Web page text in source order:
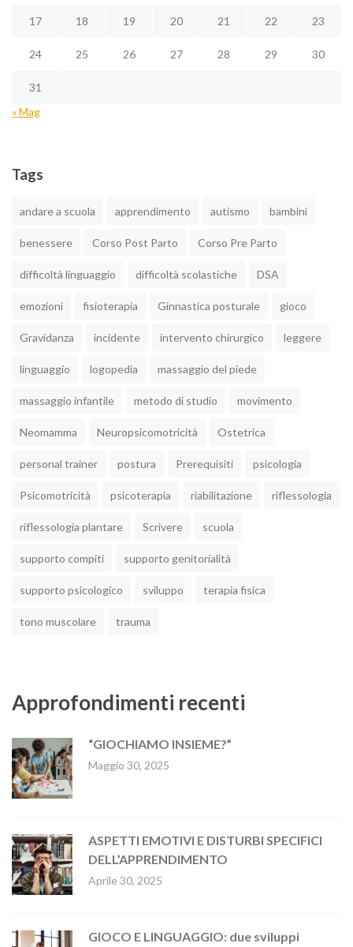
17 18 19 20 21 22 23
24 25 26 27 28 29 30
31
« Mag
Tags
andare a scuola apprendimento autismo bambini
benessere Corso Post Parto Corso Pre Parto
difficoltà linguaggio difficoltà scolastiche DSA
emozioni fisioterapia Ginnastica posturale gioco
Gravidanza incidente intervento chirurgico leggere
linguaggio logopedia massaggio del piede
massaggio infantile metodo di studio movimento
Neomamma Neuropsicomotricità Ostetrica
personal trainer postura Prerequisiti psicologia
Psicomotricità psicoterapia riabilitazione riflessologia
riflessologia plantare Scrivere scuola
supporto compiti supporto genitorialità
supporto psicologico sviluppo terapia fisica
tono muscolare trauma
Approfondimenti recenti
“GIOCHIAMO INSIEME?”
Maggio 30, 2025
ASPETTI EMOTIVI E DISTURBI SPECIFICI
DELL’APPRENDIMENTO
Aprile 30, 2025
GIOCO E LINGUAGGIO: due sviluppi